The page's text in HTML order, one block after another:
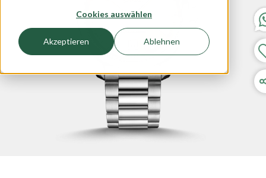
Cookies auswählen
Akzeptieren Ablehnen